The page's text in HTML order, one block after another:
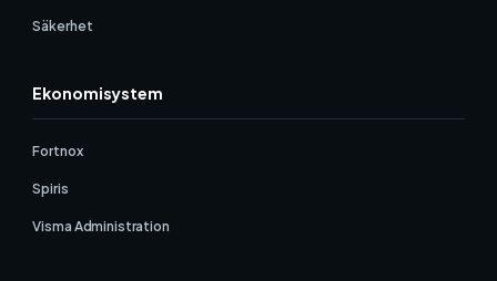
Säkerhet
Ekonomisystem
Fortnox
Spiris
Visma Administration